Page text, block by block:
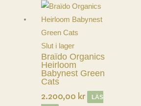
Slut i lager
Braïdo Organics
Heirloom
Babynest Green
Cats
2.200,00 kr LÄS